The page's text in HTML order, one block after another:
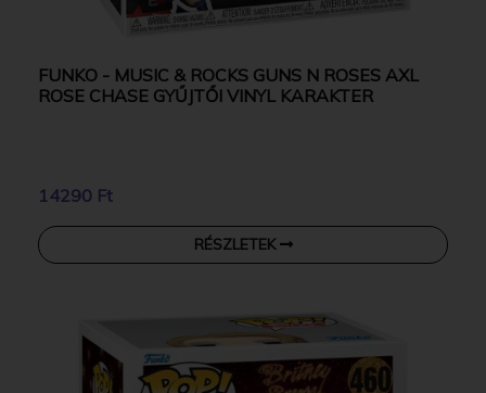
FUNKO - MUSIC & ROCKS GUNS N ROSES AXL
ROSE CHASE GYŰJTŐI VINYL KARAKTER
14290 Ft
RÉSZLETEK